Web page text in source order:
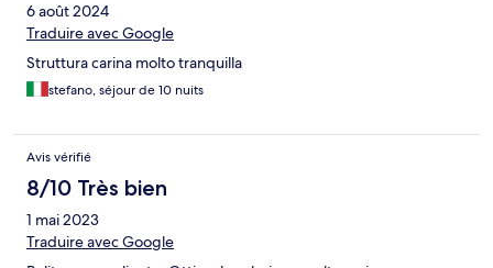
6 août 2024
Traduire avec Google
Struttura carina molto tranquilla
stefano, séjour de 10 nuits
Avis vérifié
8/10 Très bien
1 mai 2023
Traduire avec Google